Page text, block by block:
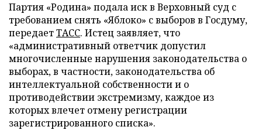
Партия «Родина» подала иск в Верховный суд с
требованием снять «Яблоко» с выборов в Госдуму,
передаетТАСС. Истец заявляет, что
«административный ответчик допустил
многочисленные нарушения законодательства о
выборах, в частности, законодательства об
интеллектуальной собственности и о
противодействии экстремизму, каждое из
которых влечет отмену регистрации
зарегистрированного списка».